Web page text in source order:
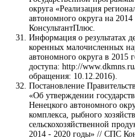
округа «Реализация
автономного округа на
КонсультантПлюс.
Информация о результатах
коренных малочисленных
автономного округа в
доступа: http://
обращения: 10.12.2016).
Постановление
«Об утверждении
Ненецкого автономного
комплекса, рыбного
сельскохозяйственной
2014 - 2020 годы» // СПС